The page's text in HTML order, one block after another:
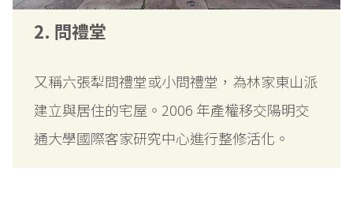
2. 問禮堂
又稱六張犁問禮堂或小問禮堂，為林家東山派
建立與居住的宅屋。2006 年產權移交陽明交
通大學國際客家研究中心進行整修活化。